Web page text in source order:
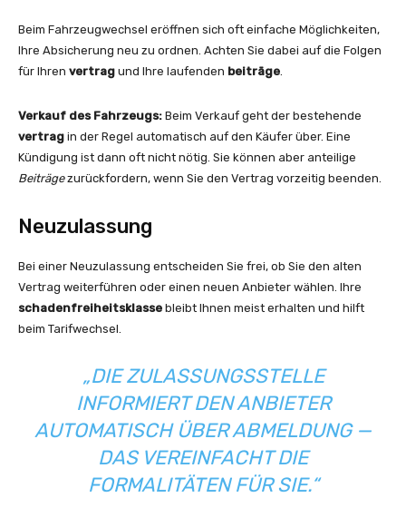
Beim Fahrzeugwechsel eröffnen sich oft einfache Möglichkeiten,
Ihre Absicherung neu zu ordnen. Achten Sie dabei auf die Folgen
für Ihren vertrag und Ihre laufenden beiträge.
Verkauf des Fahrzeugs: Beim Verkauf geht der bestehende
vertrag in der Regel automatisch auf den Käufer über. Eine
Kündigung ist dann oft nicht nötig. Sie können aber anteilige
Beiträgezurückfordern, wenn Sie den Vertrag vorzeitig beenden.
Neuzulassung
Bei einer Neuzulassung entscheiden Sie frei, ob Sie den alten
Vertrag weiterführen oder einen neuen Anbieter wählen. Ihre
schadenfreiheitsklasse bleibt Ihnen meist erhalten und hilft
beim Tarifwechsel.
„DIE ZULASSUNGSSTELLE
INFORMIERT DEN ANBIETER
AUTOMATISCH ÜBER ABMELDUNG —
DAS VEREINFACHT DIE
FORMALITÄTEN FÜR SIE.“